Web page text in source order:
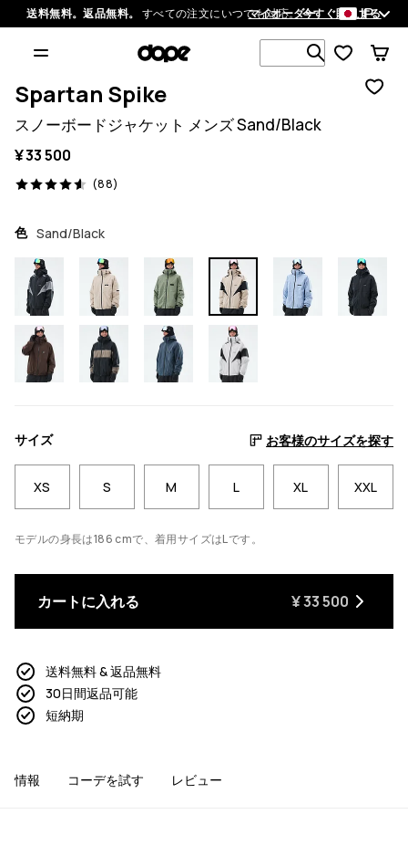
送料無料。返品無料。 すべての注文にいつでも対応。今すぐ購入する
マイオーダー JP
1 000以上
Spartan Spike
スノーボードジャケット メンズ Sand/Black
¥ 33 500
(88)
88 レビュー, 4.6/5
色 Sand/Black
サイズ お客様のサイズを探す
XS S M L XL XXL
モデルの身長は186 cmで、着用サイズはLです。
カートに入れる ¥ 33 500
送料無料 & 返品無料
30日間返品可能
短納期
情報 コーデを試す レビュー